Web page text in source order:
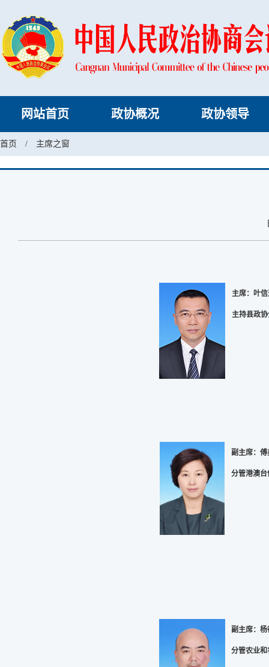
网站首页 政协概况 政协领导
首页 / 主席之窗
主席：叶
主持县政
副主席：傅
分管港澳台
副主席：杨
分管农业